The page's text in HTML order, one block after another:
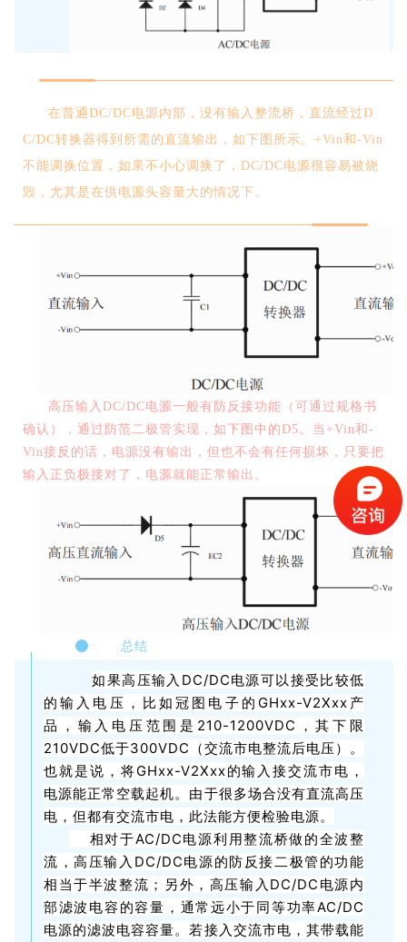
在普通 DC/DC电源内部，没有输入整流桥，直流经过D
C/DC转换器得到所需的直流输出，如下图所示。 +Vin和 -Vin
不能调换位置，如果不小心调换了， DC/DC电源很容易被烧
毁，尤其是在供电源头容量大的情况下。
高压输入 DC/DC电源一般有防反接功能（可通过规格书
确认），通过防范二极管实现，如下图中的 D5。当 +Vin和 -
Vin接反的话，电源没有输出，但也不会有任何损坏，只要把
输入正负极接对了，电源就能正常输出。
总结
如果高压输入DC/DC电源可以接受比较低
的输入电压，比如冠图电子的GHxx-V2Xxx产
品，输入电压范围是210-1200VDC，其下限
210VDC低于300VDC（交流市电整流后电压）。
也就是说，将GHxx-V2Xxx的输入接交流市电，
电源能正常空载起机。由于很多场合没有直流高压
电，但都有交流市电，此法能方便检验电源。
相对于AC/DC电源利用整流桥做的全波整
流，高压输入DC/DC电源的防反接二极管的功能
相当于半波整流；另外，高压输入DC/DC电源内
部滤波电容的容量，通常远小于同等功率AC/DC
电源的滤波电容容量。若接入交流市电，其带载能